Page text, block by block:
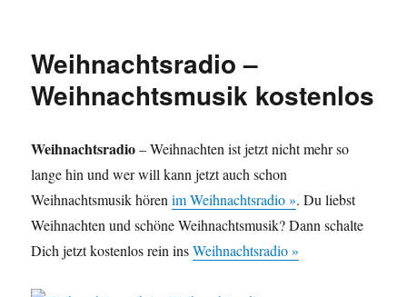
Weihnachtsradio –
Weihnachtsmusik kostenlos
Weihnachtsradio– Weihnachten ist jetzt nicht mehr so
lange hin und wer will kann jetzt auch schon
Weihnachtsmusik hörenim Weihnachtsradio ». Du liebst
Weihnachten und schöne Weihnachtsmusik? Dann schalte
Dich jetzt kostenlos rein insWeihnachtsradio »